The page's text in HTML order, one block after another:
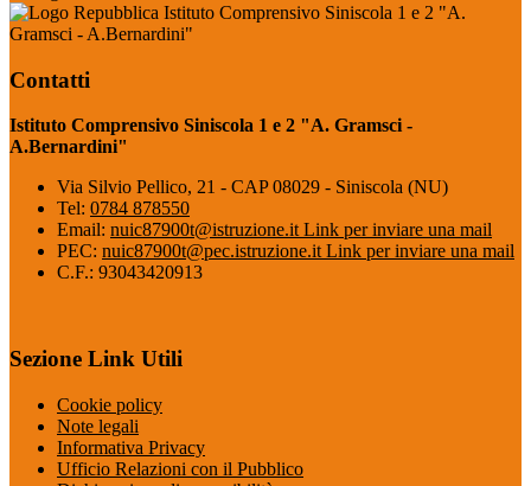
Istituto Comprensivo Siniscola 1 e 2 "A.
Gramsci - A.Bernardini"
Contatti
Istituto Comprensivo Siniscola 1 e 2 "A. Gramsci -
A.Bernardini"
Via Silvio Pellico, 21 - CAP 08029 - Siniscola (NU)
Tel: 0784 878550
Email: nuic87900t@istruzione.it Link per inviare una mail
PEC: nuic87900t@pec.istruzione.it Link per inviare una mail
C.F.: 93043420913
Sezione Link Utili
Cookie policy
Note legali
Informativa Privacy
Ufficio Relazioni con il Pubblico